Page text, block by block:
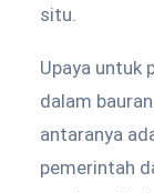
situ.
Upaya untuk
dalam
antaranya
pemerintah